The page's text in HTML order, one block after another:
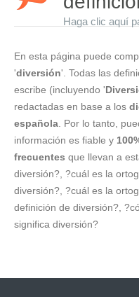
Haga clic aquí
En esta página puede
'diversión'. Todas las
escribe (incluyendo '
redactadas en base a los
española . Por lo tanto,
información es fiable y
frecuentes que llevan a
diversión?, ?cuál es la
diversión?, ?cuál es la
definición de diversión?,
significa diversión?